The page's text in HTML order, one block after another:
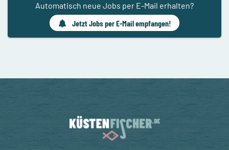
Automatisch neue Jobs per E-Mail erhalten?
Jetzt Jobs per E-Mail empfangen!